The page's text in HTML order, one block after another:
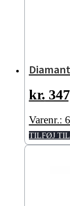
kr.
Varenr.:
TILFØJ